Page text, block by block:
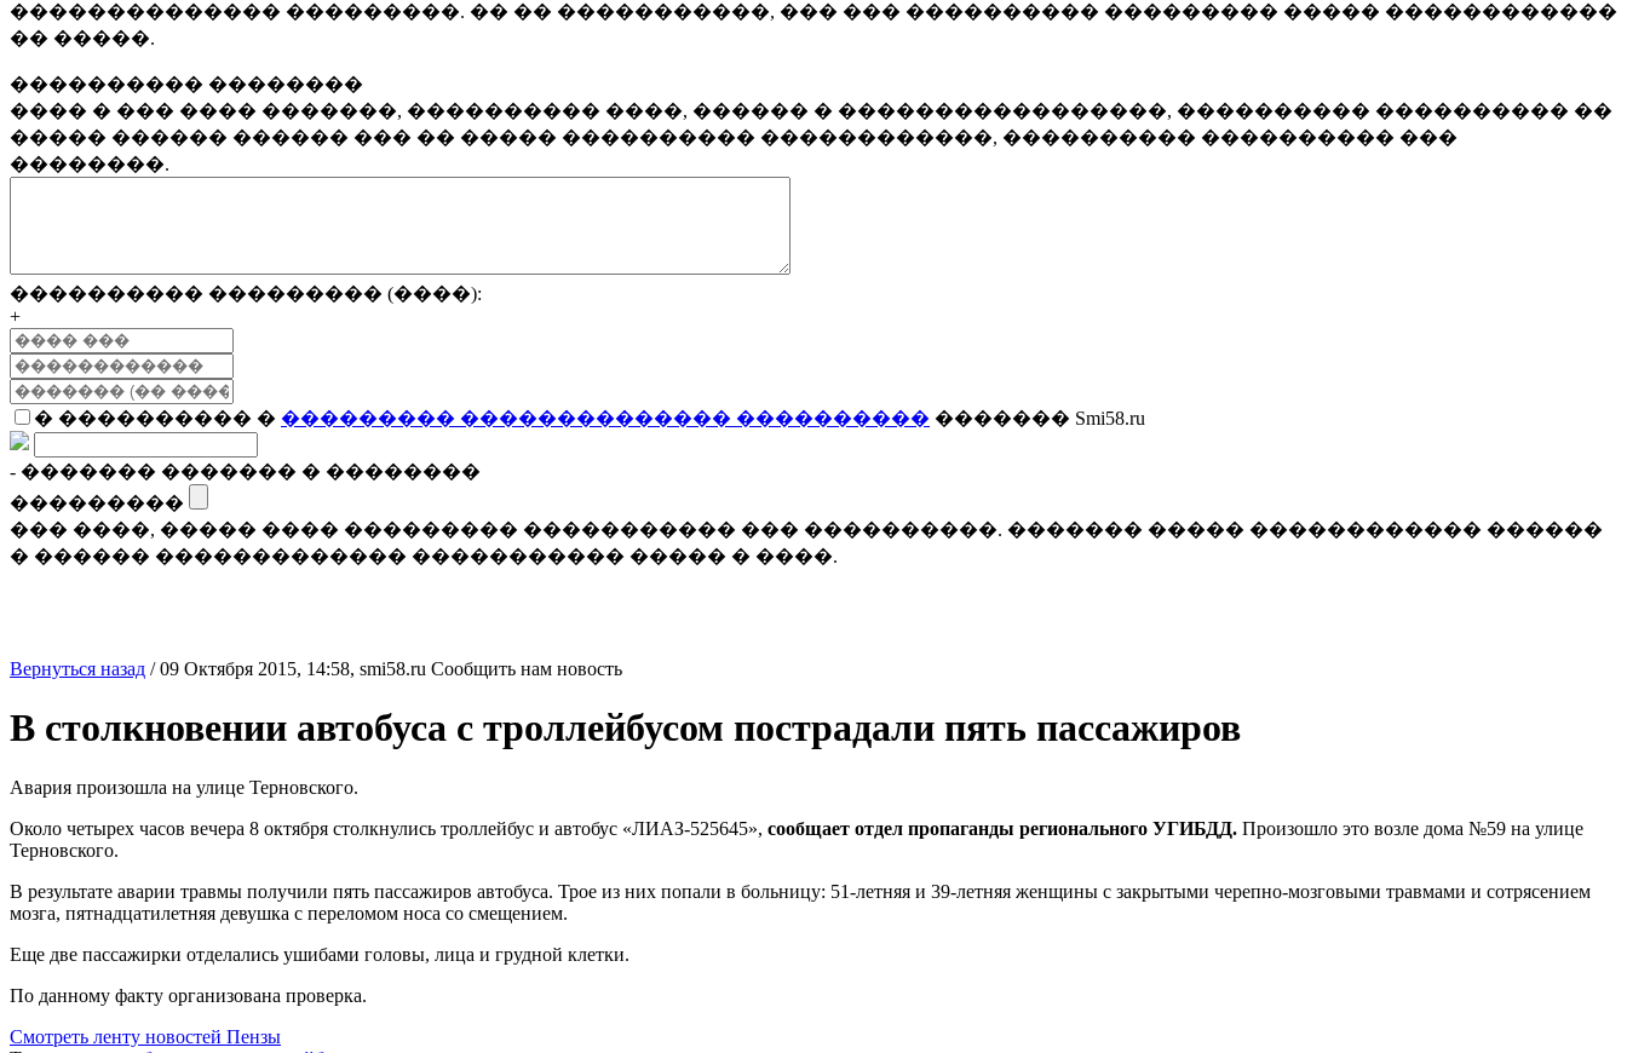
�������������� ���������. �� �� �����������, ��� ��� ���������� ��������� ����� ������������
�� �����.
���������� ��������
���� � ��� ���� �������, ���������� ����, ������ � �����������������, ���������� ���������� ��
����� ������ ������ ��� �� ����� ���������� ������������, ���������� ���������� ���
��������.
���������� ��������� (����):
+
� ���������� � ��������� �������������� ���������� ������� Smi58.ru
- ������� ������� � ��������
���������
��� ����, ����� ���� ��������� ����������� ��� ����������. ������� ����� ������������ ������
� ������ ������������� ����������� ����� � ����.
Вернуться назад /09 Октября 2015, 14:58, smi58.ru Сообщить нам новость
В столкновении автобуса с троллейбусом пострадали пять пассажиров
Авария произошла на улице Терновского.
Около четырех часов вечера 8 октября столкнулись троллейбус и автобус «ЛИАЗ-525645», сообщает отдел пропаганды регионального УГИБДД. Произошло это возле дома №59 на улице
Терновского.
В результате аварии травмы получили пять пассажиров автобуса. Трое из них попали в больницу: 51-летняя и 39-летняя женщины с закрытыми черепно-мозговыми травмами и сотрясением
мозга, пятнадцатилетняя девушка с переломом носа со смещением.
Еще две пассажирки отделались ушибами головы, лица и грудной клетки.
По данному факту организована проверка.
Смотреть ленту новостей Пензы